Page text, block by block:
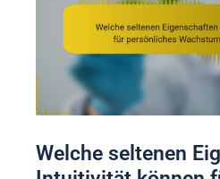
Welche seltenen